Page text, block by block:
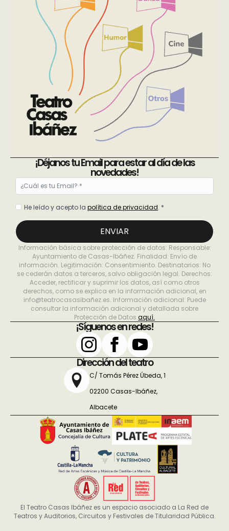
¡Déjanos tu Email para estar al día de las
novedades!
Email
Política
privacidad
He leído y acepto lapolítica de privacidad. *
ENVIAR
Información básica sobre protección de datos: Responsable:
Ayuntamiento de Casas-Ibáñez. Finalidad: Envío de
información. Legitimación: Consentimiento. Destinatarios: No
se cederán datos a terceros, salvo obligación legal. Derechos:
Acceder, rectificar y suprimir los datos, así como otros
derechos, como se explica en la información adicional, en
info@teatrocasasibañez.es. Información adicional: Puede
consultar la información adicional y detallada sobre
Protección de Datos aquí.
¡Síguenos en redes!
Dirección del teatro
C/ Tomás Pérez Úbeda, 1
02200 Casas-Ibáñez,
Albacete
El Teatro Casas Ibáñez es un espacio asociado a La Red de
Teatros y Auditorios, Circuitos y Festivales de Titularidad Pública.